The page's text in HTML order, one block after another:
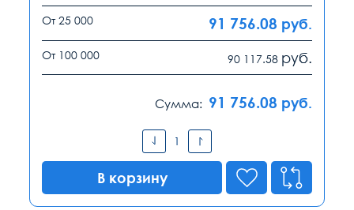
От 25 000 91 756.08 руб.
От 100 000 90 117.58 руб.
Сумма: 91 756.08 руб.
В корзину